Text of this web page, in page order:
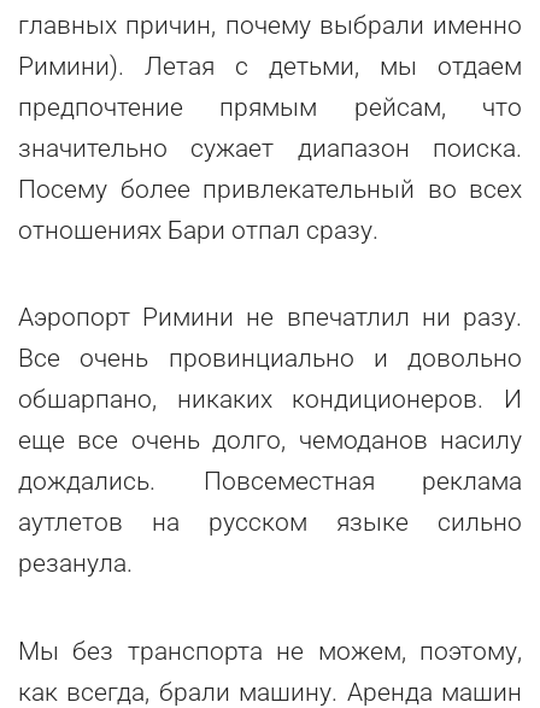
главных причин, почему выбрали именно
Римини). Летая с детьми, мы отдаем
предпочтение прямым рейсам, что
значительно сужает диапазон поиска.
Посему более привлекательный во всех
отношениях Бари отпал сразу.
Аэропорт Римини не впечатлил ни разу.
Все очень провинциально и довольно
обшарпано, никаких кондиционеров. И
еще все очень долго, чемоданов насилу
дождались. Повсеместная реклама
аутлетов на русском языке сильно
резанула.
Мы без транспорта не можем, поэтому,
как всегда, брали машину. Аренда машин